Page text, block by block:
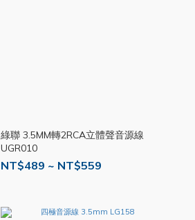
綠聯 3.5MM轉2RCA立體聲音源線
UGR010
NT$489 ~ NT$559